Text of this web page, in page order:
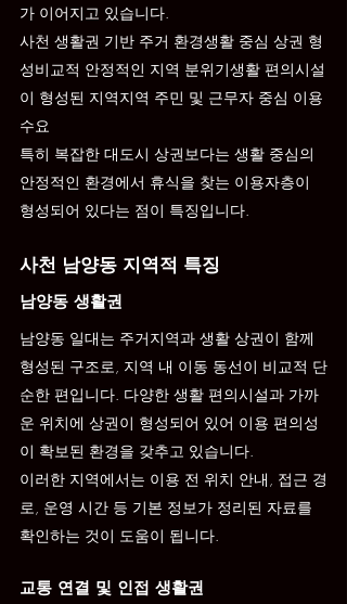
가 이어지고 있습니다.
사천 생활권 기반 주거 환경생활 중심 상권 형
성비교적 안정적인 지역 분위기생활 편의시설
이 형성된 지역지역 주민 및 근무자 중심 이용
수요
특히 복잡한 대도시 상권보다는 생활 중심의
안정적인 환경에서 휴식을 찾는 이용자층이
형성되어 있다는 점이 특징입니다.
사천 남양동 지역적 특징
남양동 생활권
남양동 일대는 주거지역과 생활 상권이 함께
형성된 구조로, 지역 내 이동 동선이 비교적 단
순한 편입니다. 다양한 생활 편의시설과 가까
운 위치에 상권이 형성되어 있어 이용 편의성
이 확보된 환경을 갖추고 있습니다.
이러한 지역에서는 이용 전 위치 안내, 접근 경
로, 운영 시간 등 기본 정보가 정리된 자료를
확인하는 것이 도움이 됩니다.
교통 연결 및 인접 생활권